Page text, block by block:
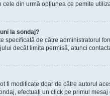
din urmă opţiunea ce pemite
la sondaj?
specificată de către administratorul
decât limita permisă, atunci
fi modificate doar de către autorul
efectuaţi un click pe primul